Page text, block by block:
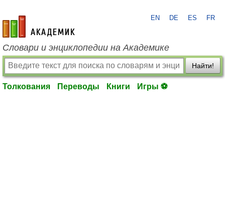
academic.ru
EN DE ES FR
Словари и энциклопедии на Академике
Найти!
Толкования Переводы Книги Игры ⚽